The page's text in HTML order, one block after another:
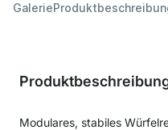
Galerie
Modulares, stabiles